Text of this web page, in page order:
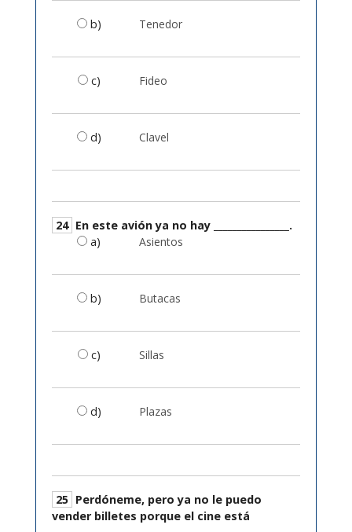
b) Tenedor
c) Fideo
d) Clavel
24 En este avión ya no hay ________________.
a)
Asientos
b) Butacas
c) Sillas
d) Plazas
25
vender billetes porque el cine está